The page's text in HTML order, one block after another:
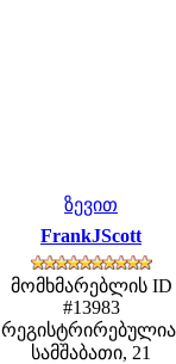
ზევით
FrankJScott
მომხმარებლის ID
#13983
სამშაბათი, 21